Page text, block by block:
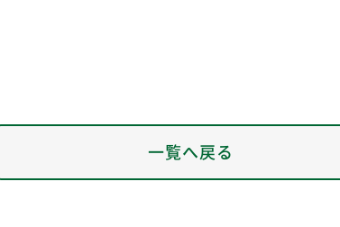
一覧へ戻る